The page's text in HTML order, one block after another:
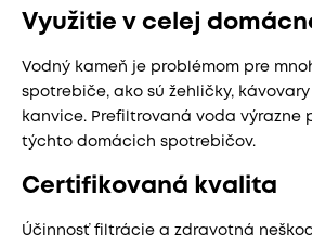
Využitie v celej
Vodný kameň je problémom pre
spotrebiče, ako sú žehličky,
kanvice. Prefiltrovaná voda výrazne
týchto domácich spotrebičov.
Certifikovaná kvalita
Účinnosť filtrácie a zdravotná